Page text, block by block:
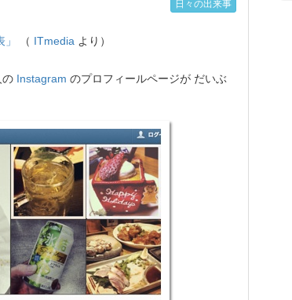
日々の出来事
（ ITmedia より）
の Instagram のプロフィールページが だいぶ